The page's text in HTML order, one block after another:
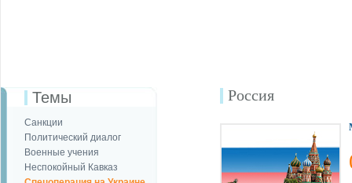
Темы
Санкции
Политический диалог
Военные учения
Неспокойный Кавказ
Россия